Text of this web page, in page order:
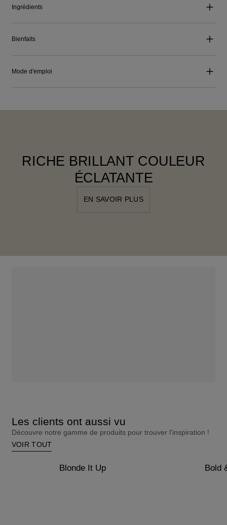
Ingrédients
Bienfaits
Mode d'emploi
RICHE BRILLANT COULEUR
ÉCLATANTE
EN SAVOIR PLUS
Les clients ont aussi vu
Découvre notre gamme de produits pour trouver l'inspiration !
VOIR TOUT
Blonde It Up Bold